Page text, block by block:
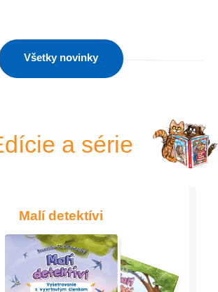
Všetky novinky
a série
Malí detektívi